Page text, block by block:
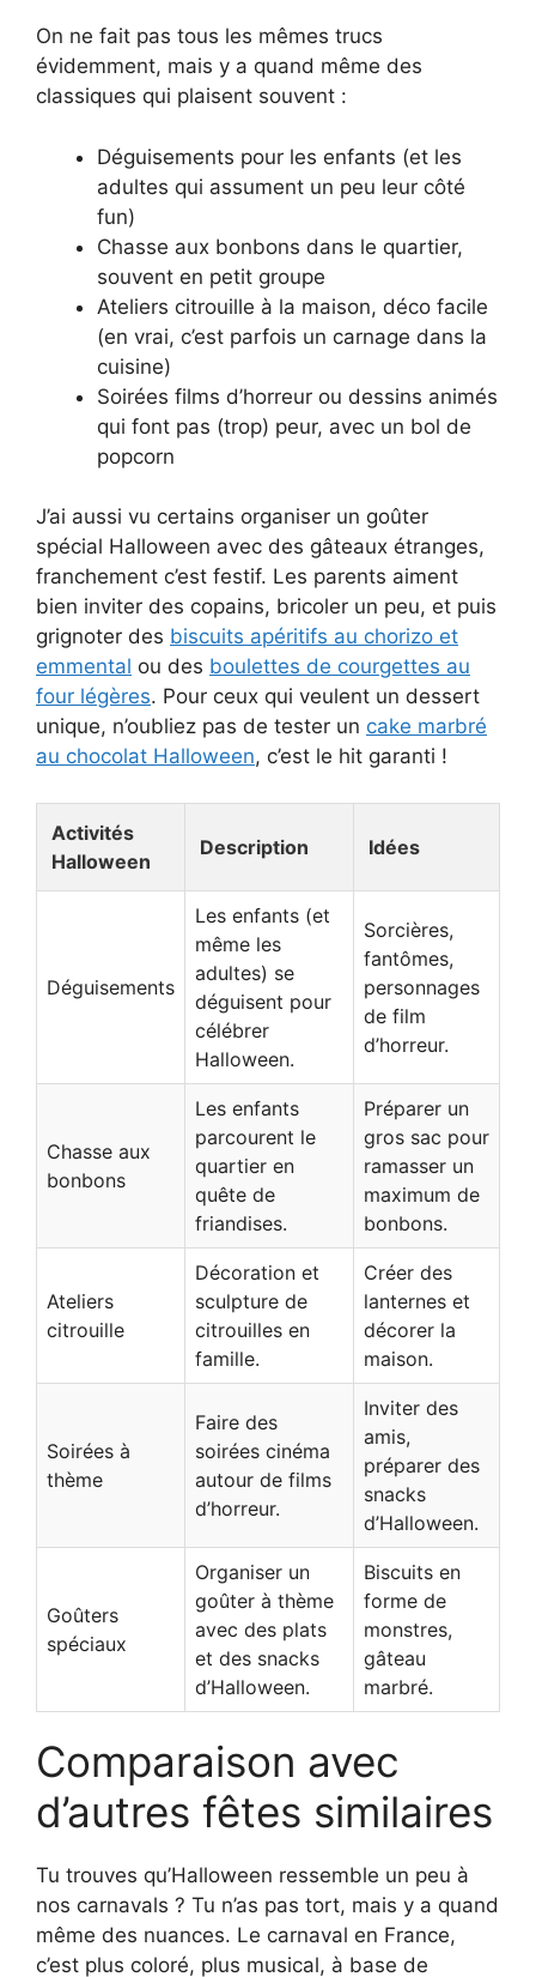
On ne fait pas tous les mêmes trucs
évidemment, mais y a quand même des
classiques qui plaisent souvent :
Déguisements pour les enfants (et les
adultes qui assument un peu leur côté
fun)
Chasse aux bonbons dans le quartier,
souvent en petit groupe
Ateliers citrouille à la maison, déco facile
(en vrai, c’est parfois un carnage dans la
cuisine)
Soirées films d’horreur ou dessins animés
qui font pas (trop) peur, avec un bol de
popcorn
J’ai aussi vu certains organiser un goûter
spécial Halloween avec des gâteaux étranges,
franchement c’est festif. Les parents aiment
bien inviter des copains, bricoler un peu, et puis
grignoter des biscuits apéritifs au chorizo et
emmental ou des boulettes de courgettes au
four légères. Pour ceux qui veulent un dessert
unique, n’oubliez pas de tester un cake marbré
au chocolat Halloween, c’est le hit garanti !
Activités
Halloween
Description Idées
Déguisements
Les enfants (et
même les
adultes) se
déguisent pour
célébrer
Halloween.
Sorcières,
fantômes,
personnages
de film
d’horreur.
Chasse aux
bonbons
Les enfants
parcourent le
quartier en
quête de
friandises.
Préparer un
gros sac pour
ramasser un
maximum de
bonbons.
Ateliers
citrouille
Décoration et
sculpture de
citrouilles en
famille.
Créer des
lanternes et
décorer la
maison.
Soirées à
thème
Faire des
soirées cinéma
autour de films
d’horreur.
Inviter des
amis,
préparer des
snacks
d’Halloween.
Goûters
spéciaux
Organiser un
goûter à thème
avec des plats
et des snacks
d’Halloween.
Biscuits en
forme de
monstres,
gâteau
marbré.
Comparaison avec
d’autres fêtes similaires
Tu trouves qu’Halloween ressemble un peu à
nos carnavals ? Tu n’as pas tort, mais y a quand
même des nuances. Le carnaval en France,
c’est plus coloré, plus musical, à base de